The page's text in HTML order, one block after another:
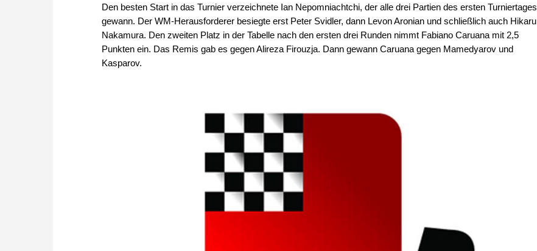
Den besten Start in das Turnier verzeichnete Ian Nepomniachtchi, der alle drei Partien des ersten Turniertages
gewann. Der WM-Herausforderer besiegte erst Peter Svidler, dann Levon Aronian und schließlich auch Hikaru
Nakamura. Den zweiten Platz in der Tabelle nach den ersten drei Runden nimmt Fabiano Caruana mit 2,5
Punkten ein. Das Remis gab es gegen Alireza Firouzja. Dann gewann Caruana gegen Mamedyarov und
Kasparov.